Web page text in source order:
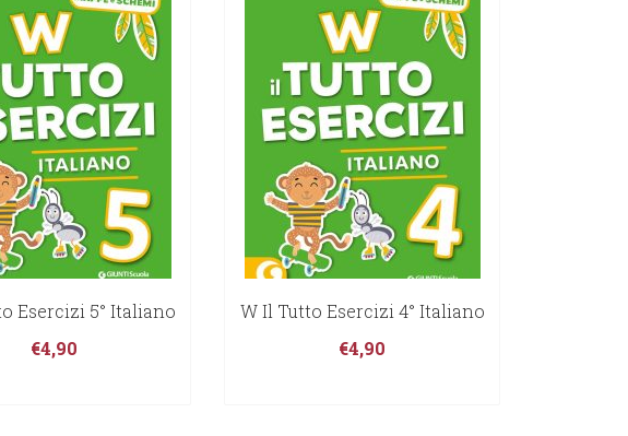
Esercizi 5° Italiano
€4,90
W Il Tutto Esercizi 4° Italiano
€4,90